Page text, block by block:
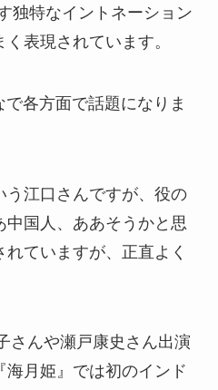
独特なイントネーション
表現されています。
各方面で話題になりま
う江口さんですが、役の
国人、ああそうかと思
ていますが、正直よく
さんや瀬戸康史さん出演
月姫』では初のインド